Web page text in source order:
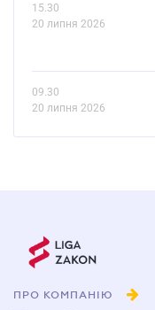
15.30
20 липня 2026
09.30
20 липня 2026
ПРО КОМПАНІЮ